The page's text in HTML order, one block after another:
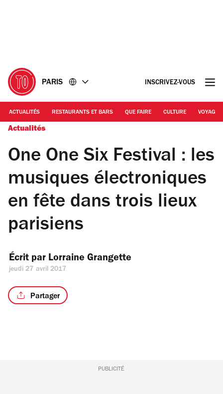
PARIS INSCRIVEZ-VOUS
ACTUALITÉS RESTAURANTS ET BARS QUE FAIRE CULTURE VOYAGE
Actualités
One One Six Festival : les
musiques électroniques
en fête dans trois lieux
parisiens
Écrit par Lorraine Grangette
jeudi 27 avril 2017
Partager
PUBLICITÉ